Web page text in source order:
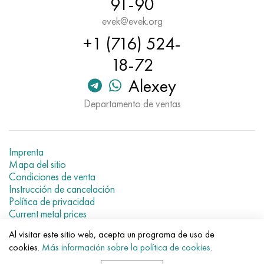
evek@evek.org
+1 (716) 524-
18-72
Alexey
Departamento de ventas
Imprenta
Mapa del sitio
Condiciones de venta
Instrucción de cancelación
Política de privacidad
Current metal prices
© 2007–2026 «Evek GmbH»
El uso de los materiales de la web sin enlaces directos para el
Al visitar este sitio web, acepta un programa de uso de
cookies. Más información sobre la política de cookies.
udimet 720
40XFA, 1.7223, AISI 4142
45HN2MFA, k2425, 45hnmf
A40G, 44smn28, 1.0762, 46s20